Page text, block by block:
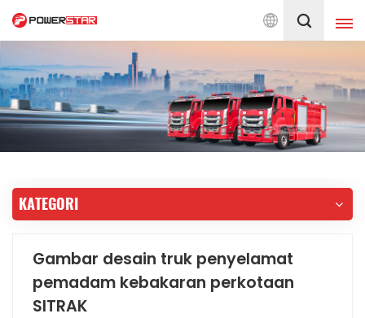
Pemadam Kebakaran Sejak 1990 Indonesia
English français
Deutsch русский
한국의 Türkçe
KATEGORI
Gambar desain truk penyelamat
pemadam kebakaran perkotaan
SITRAK